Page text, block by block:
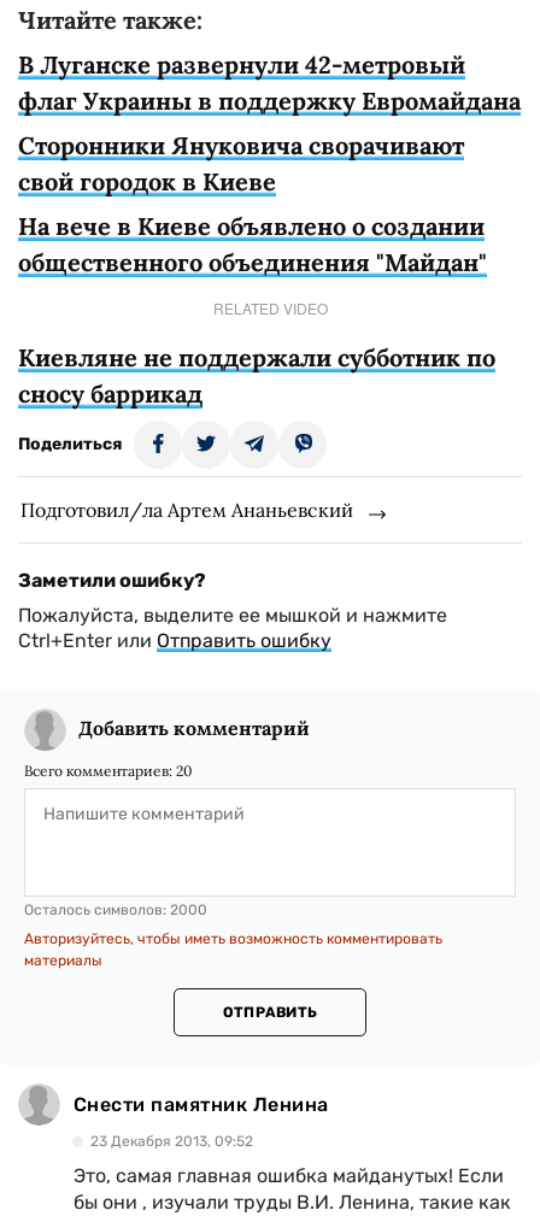
Читайте также:
В Луганске развернули 42-метровый
флаг Украины в поддержку Евромайдана
Сторонники Януковича сворачивают
свой городок в Киеве
На вече в Киеве объявлено о создании
общественного объединения "Майдан"
RELATED VIDEO
Киевляне не поддержали субботник по
сносу баррикад
Поделиться
Подготовил/ла Артем Ананьевский
Заметили ошибку?
Пожалуйста, выделите ее мышкой и нажмите
Ctrl+Enter или Отправить ошибку
Добавить комментарий
Всего комментариев: 20
Осталось символов: 2000
Авторизуйтесь, чтобы иметь возможность комментировать
материалы
ОТПРАВИТЬ
Снести памятник Ленина
23 Декабря 2013, 09:52
Это, самая главная ошибка майданутых! Если
бы они , изучали труды В.И. Ленина, такие как